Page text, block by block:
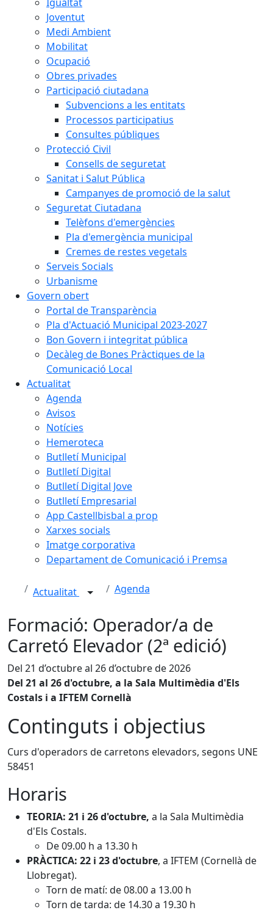
Joventut
Medi Ambient
Mobilitat
Ocupació
Obres privades
Participació ciutadana
Subvencions a les entitats
Processos participatius
Consultes públiques
Protecció Civil
Consells de seguretat
Sanitat i Salut Pública
Campanyes de promoció de la salut
Seguretat Ciutadana
Telèfons d'emergències
Pla d'emergència municipal
Cremes de restes vegetals
Serveis Socials
Urbanisme
Govern obert
Portal de Transparència
Pla d'Actuació Municipal 2023-2027
Bon Govern i integritat pública
Decàleg de Bones Pràctiques de la
Comunicació Local
Actualitat
Agenda
Avisos
Notícies
Hemeroteca
Butlletí Municipal
Butlletí Digital
Butlletí Digital Jove
Butlletí Empresarial
App Castellbisbal a prop
Xarxes socials
Imatge corporativa
Departament de Comunicació i Premsa
Actualitat Agenda
Formació: Operador/a de
Carretó Elevador (2ª edició)
Del 21 d’octubre al 26 d’octubre de 2026
Del 21 al 26 d'octubre, a la Sala Multimèdia d'Els
Costals i a IFTEM Cornellà
Continguts i objectius
Curs d'operadors de carretons elevadors, segons UNE
58451
Horaris
TEORIA: 21 i 26d'octubre, a la Sala Multimèdia
d'Els Costals.
De 09.00 h a 13.30 h
PRÀCTICA: 22 i 23 d'octubre, a IFTEM (Cornellà de
Llobregat).
Torn de matí: de 08.00 a 13.00 h
Torn de tarda: de 14.30 a 19.30 h